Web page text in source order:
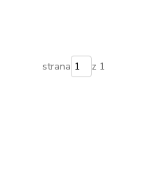
strana z 1